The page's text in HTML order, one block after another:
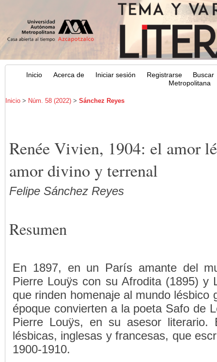
Inicio Acerca de Iniciar sesión Registrarse
Buscar
Metropolitana
Inicio> Núm. 58 (2022)> Sánchez Reyes
Renée Vivien, 1904: el amor
amor divino y terrenal
Felipe Sánchez Reyes
Resumen
En 1897, en un París amante del
Pierre Louÿs con su Afrodita (1895) y
que rinden homenaje al mundo lésbico
époque convierten a la poeta Safo de
Pierre Louÿs, en su asesor
lésbicas, inglesas y francesas, que
1900-1910.